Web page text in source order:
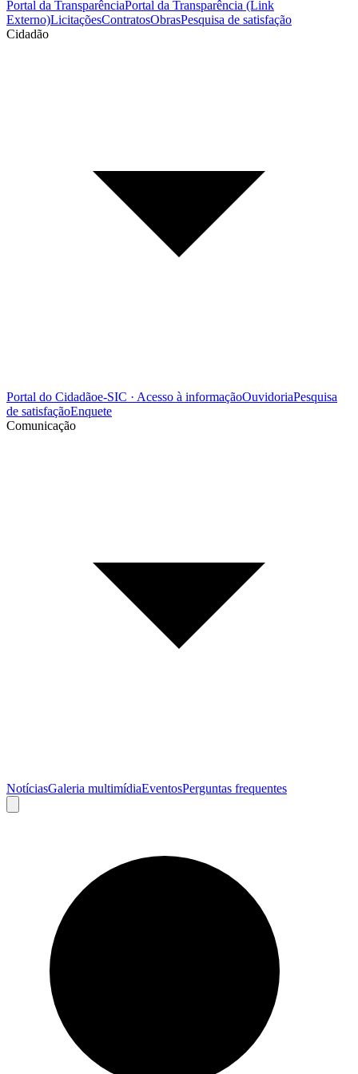
Portal da TransparênciaPortal da Transparência (Link
Externo)LicitaçõesContratosObrasPesquisa de satisfação
Cidadão
Portal do Cidadãoe-SIC · Acesso à informaçãoOuvidoriaPesquisa
de satisfaçãoEnquete
Comunicação
NotíciasGaleria multimídiaEventosPerguntas frequentes